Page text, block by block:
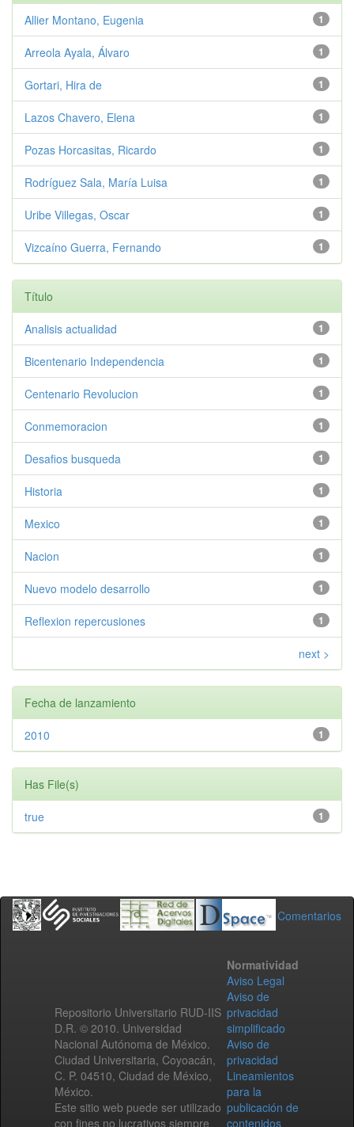
1
Allier Montano, Eugenia
1
Arreola Ayala, Álvaro
1
Gortari, Hira de
1
Lazos Chavero, Elena
1
Pozas Horcasitas, Ricardo
1
Rodríguez Sala, María Luisa
1
Uribe Villegas, Oscar
1
Vizcaíno Guerra, Fernando
Título
1
Analisis actualidad
1
Bicentenario Independencia
1
Centenario Revolucion
1
Conmemoracion
1
Desafios busqueda
1
Historia
1
Mexico
1
Nacion
1
Nuevo modelo desarrollo
1
Reflexion repercusiones
next >
Fecha de lanzamiento
1
2010
Has File(s)
1
true
Comentarios
Repositorio Universitario RUD-IIS
D.R. © 2010. Universidad
Nacional Autónoma de México.
Ciudad Universitaria, Coyoacán,
C. P. 04510, Ciudad de México,
México.
Este sitio web puede ser utilizado
con fines no lucrativos siempre
Normatividad
Aviso Legal
Aviso de
privacidad
simplificado
Aviso de
privacidad
Lineamientos
para la
publicación de
contenidos